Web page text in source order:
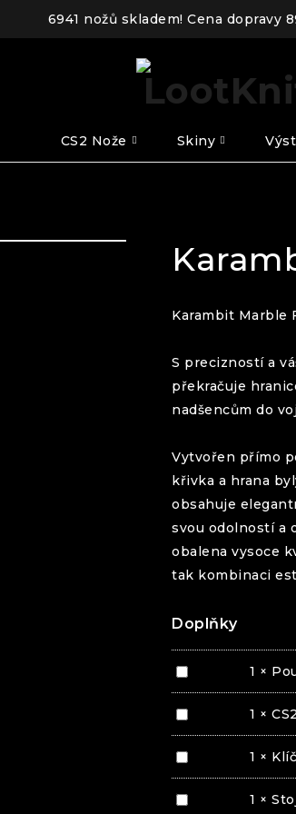
6941 nožů skladem! Cena dopravy
CS2 Nože Skiny
Karambit Marble
S precizností a
překračuje
nadšencům do
Vytvořen přímo
křivka a hrana
obsahuje
svou odolností a
obalena vysoce
tak kombinaci
Doplňky
Pouzdro 1 ×
CS2
10
ks
1 ×
Klíčenka:
1 ×
Stojan
1 ×